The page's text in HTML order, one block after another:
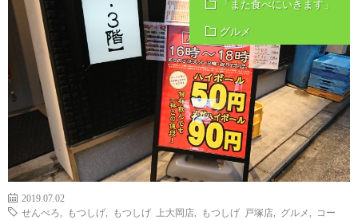
「また食べにいきます」
グルメ
2019.07.02
せんべろ
もつしげ もつしげ 上大岡店 もつしげ 戸塚店 グルメ
コー